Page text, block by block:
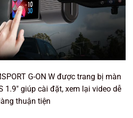
G-ON W được trang bị màn
1.9″ giúp cài đặt, xem lại video dễ
thuận tiện